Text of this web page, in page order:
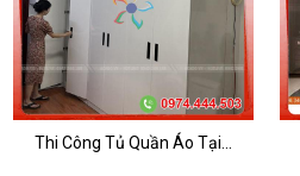
Thi Công Tủ Quần Áo Tại...